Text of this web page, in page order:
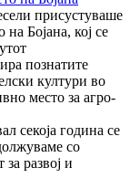
присустуваше
Бојана, кој се
познатите
култури во
место за агро-
секоја година се
со
развој и